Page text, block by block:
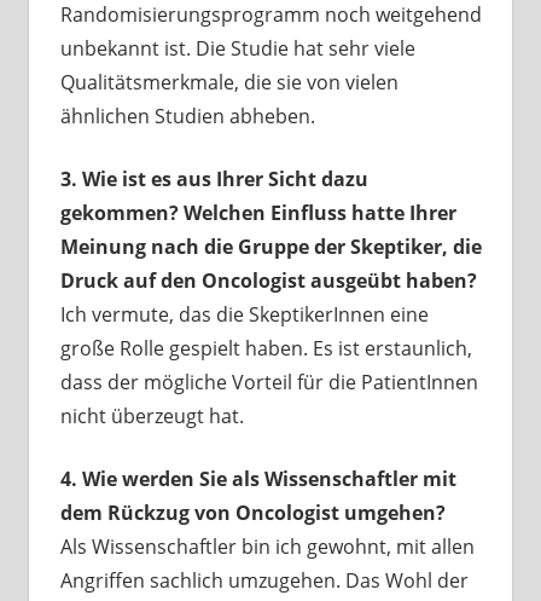
Randomisierungsprogramm noch weitgehend
unbekannt ist. Die Studie hat sehr viele
Qualitätsmerkmale, die sie von vielen
ähnlichen Studien abheben.
3. Wie ist es aus Ihrer Sicht dazu
gekommen? Welchen Einfluss hatte Ihrer
Meinung nach die Gruppe der Skeptiker, die
Druck auf den Oncologist ausgeübt haben?
Ich vermute, das die SkeptikerInnen eine
große Rolle gespielt haben. Es ist erstaunlich,
dass der mögliche Vorteil für die PatientInnen
nicht überzeugt hat.
4. Wie werden Sie als Wissenschaftler mit
dem Rückzug von Oncologist umgehen?
Als Wissenschaftler bin ich gewohnt, mit allen
Angriffen sachlich umzugehen. Das Wohl der